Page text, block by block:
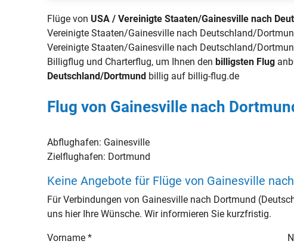
Flüge von USA / Vereinigte Staaten/Gainesville nach
Vereinigte Staaten/Gainesville nach Deutschland/
Vereinigte Staaten/Gainesville nach Deutschland/
Billigflug und Charterflug, um Ihnen denbilligsten Flug
Deutschland/Dortmund billig auf billig-flug.de
Flug von Gainesville nach
Abflughafen: Gainesville
Zielflughafen: Dortmund
Keine Angebote für Flüge von Gainesville
Für Verbindungen von Gainesville nach Dortmund
uns hier Ihre Wünsche. Wir informieren Sie kurzfristig.
Vorname *